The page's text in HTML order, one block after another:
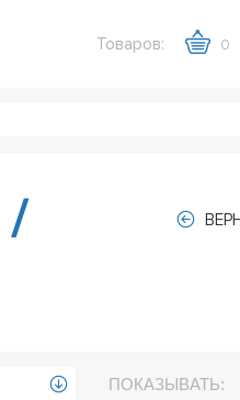
Товаров: 0
/
ПОКАЗЫВАТЬ: